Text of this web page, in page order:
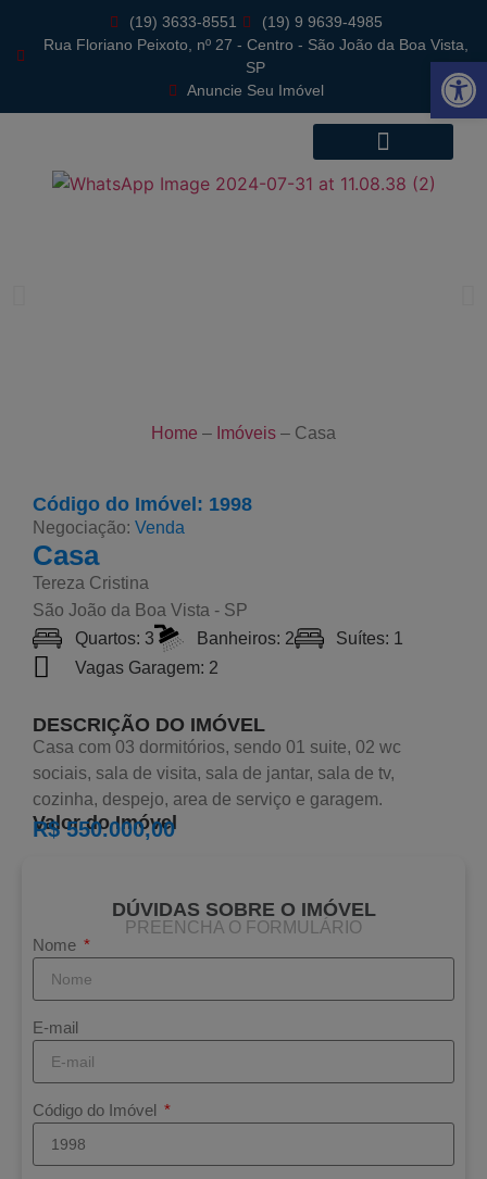
Abrir
(19) 3633-8551
(19) 9 9639-4985
Rua Floriano Peixoto, nº 27 - Centro - São João da Boa Vista,
SP
Anuncie Seu Imóvel
Home – Imóveis – Casa
Código do Imóvel: 1998
Negociação: Venda
Casa
Tereza Cristina
São João da Boa Vista - SP
Quartos: 3
Banheiros: 2
Suítes: 1
Vagas Garagem: 2
DESCRIÇÃO DO IMÓVEL
Casa com 03 dormitórios, sendo 01 suite, 02 wc
sociais, sala de visita, sala de jantar, sala de tv,
cozinha, despejo, area de serviço e garagem.
Valor do Imóvel
R$ 550.000,00
DÚVIDAS SOBRE O IMÓVEL
PREENCHA O FORMULÁRIO
Nome
E-mail
Código do Imóvel